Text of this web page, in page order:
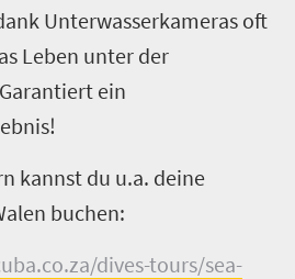
Unterwasserkameras oft
Leben unter der
ein
kannst du u.a. deine
buchen:
dives-tours/sea-